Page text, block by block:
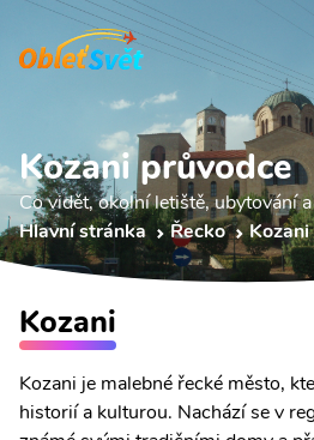
Kozani průvodce
Co vidět, okolní letiště, ubytování
Hlavní stránka
Řecko
Kozani
Kozani je malebné řecké město,
historií a kulturou. Nachází se v